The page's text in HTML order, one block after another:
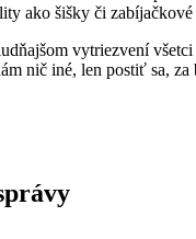
ako šišky či zabíjačkové
vytriezvení
nič iné, len postiť sa,